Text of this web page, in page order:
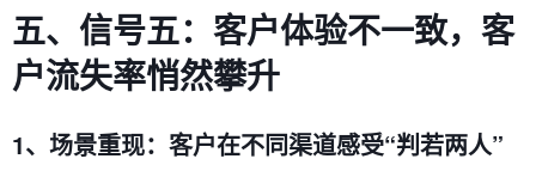
五、信号五：客户体验不一致，客
户流失率悄然攀升
1、场景重现：客户在不同渠道感受“判若两人”